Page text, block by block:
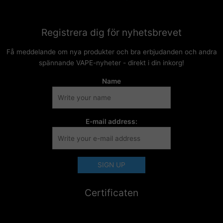
Registrera dig för nyhetsbrevet
Få meddelande om nya produkter och bra erbjudanden och andra
spännande VAPE-nyheter - direkt i din inkorg!
Name
E-mail address:
Certificaten